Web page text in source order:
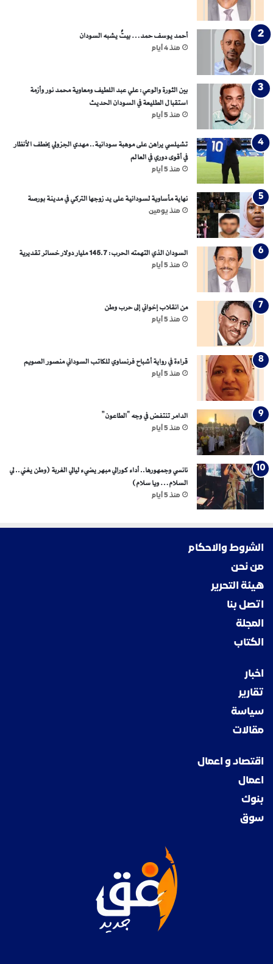
ع
د
ت
ص
ل
ى
ا
د
ل
ن
ج
و
ك
ا
ق
أحمد يوسف حمد… بيتٌ يشبه السودان
منذ 4 أيام
بين الثورة والوعي: علي عبد اللطيف ومعاوية محمد نور وأزمة
استقبال الطليعة في السودان الحديث
منذ 5 أيام
تشيلسي يراهن على موهبة سودانية.. مهدي الجزولي يخطف الأنظار
في أقوى دوري في العالم
منذ 5 أيام
نهاية مأساوية لسودانية على يد زوجها التركي في مدينة بورصة
منذ يومين
السودان الذي التهمته الحرب: 145.7 مليار دولار خسائر تقديرية
منذ 5 أيام
من انقلاب إخواني إلى حرب وطن
منذ 5 أيام
قراءة في رواية أشباح فرنساوي للكاتب السوداني منصور الصويم
منذ 5 أيام
الدامر تنتفض في وجه “الطاعون”
منذ 5 أيام
نانسي وجمهورها.. أداء كورالي مبهر يضيء ليالي الغربة (وطن يغني.. لي
السلام… ويا سلام)
منذ 5 أيام
الشروط والاحكام
من نحن
هيئة التحرير
اتصل بنا
المجلة
الكتاب
اخبار
تقارير
سياسة
مقالات
اقتصاد و اعمال
اعمال
بنوك
سوق